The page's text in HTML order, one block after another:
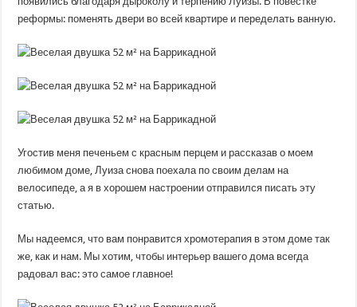
реформы: поменять двери во всей квартире и переделать ванную.
Угостив меня печеньем с красным перцем и рассказав о моем
любимом доме, Луиза снова поехала по своим делам на
велосипеде, а я в хорошем настроении отправился писать эту
статью.
Мы надеемся, что вам понравится хромотерапия в этом доме так
же, как и нам. Мы хотим, чтобы интерьер вашего дома всегда
радовал вас: это самое главное!